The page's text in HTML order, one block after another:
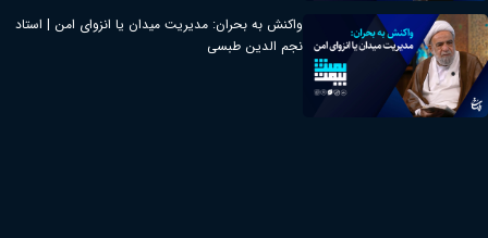
واکنش به بحران: مدیریت میدان یا انزوای امن | استاد
نجم الدین طبسی